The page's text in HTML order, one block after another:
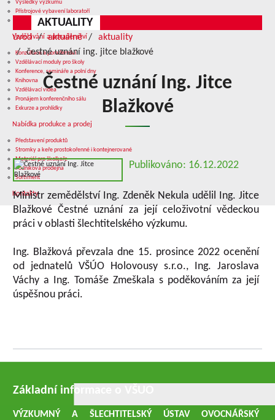
Výsledky výzkumu
Přístrojové vybavení laboratoří
Služby v oblasti výzkumu
Vzdělávání a poradenství
Konzultace a poradenství
Vzdělávací moduly pro školy
Konference, semináře a polní dny
Knihovna
Vzdělávací videa
Pronájem konferenčního sálu
Exkurze a prohlídky
Nabídka produkce a prodej
Představení produktů
Stromky a keře prostokořenné i kontejnerované
Materiál pro školkaře
Podniková prodejna
Sortiment
Kontakty
AKTUALITY
úvod aktuálně
aktuality
čestné uznání ing. jitce blažkové
Čestné uznání Ing. Jitce
Blažkové
Publikováno: 16.12.2022
Ministr zemědělství Ing. Zdeněk Nekula udělil Ing. Jitce
Blažkové Čestné uznání za její celoživotní vědeckou
práci v oblasti šlechtitelského výzkumu.
Ing. Blažková převzala dne 15. prosince 2022 ocenění
od jednatelů VŠÚO Holovousy s.r.o., Ing. Jaroslava
Váchy a Ing. Tomáše Zmeškala s poděkováním za její
úspěšnou práci.
Základní informace o VŠUO
VÝZKUMNÝ A ŠLECHTITELSKÝ ÚSTAV OVOCNÁŘSKÝ